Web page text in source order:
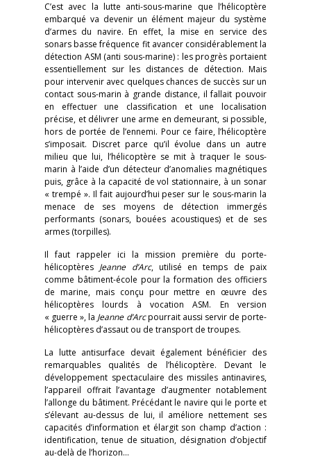
C’est avec la lutte anti-sous-marine que l’hélicoptère
embarqué va devenir un élément majeur du système
d’armes du navire. En effet, la mise en service des
sonars basse fréquence fit avancer considérablement la
détection ASM (anti sous-marine) : les progrès portaient
essentiellement sur les distances de détection. Mais
pour intervenir avec quelques chances de succès sur un
contact sous-marin à grande distance, il fallait pouvoir
en effectuer une classification et une localisation
précise, et délivrer une arme en demeurant, si possible,
hors de portée de l’ennemi. Pour ce faire, l’hélicoptère
s’imposait. Discret parce qu’il évolue dans un autre
milieu que lui, l’hélicoptère se mit à traquer le sous-
marin à l’aide d’un détecteur d’anomalies magnétiques
puis, grâce à la capacité de vol stationnaire, à un sonar
« trempé ». Il fait aujourd’hui peser sur le sous-marin la
menace de ses moyens de détection immergés
performants (sonars, bouées acoustiques) et de ses
armes (torpilles).
Il faut rappeler ici la mission première du porte-
hélicoptères Jeanne d’Arc, utilisé en temps de paix
comme bâtiment-école pour la formation des officiers
de marine, mais conçu pour mettre en œuvre des
hélicoptères lourds à vocation ASM. En version
« guerre », la Jeanne d’Arcpourrait aussi servir de porte-
hélicoptères d’assaut ou de transport de troupes.
La lutte antisurface devait également bénéficier des
remarquables qualités de l’hélicoptère. Devant le
développement spectaculaire des missiles antinavires,
l’appareil offrait l’avantage d’augmenter notablement
l’allonge du bâtiment. Précédant le navire qui le porte et
s’élevant au-dessus de lui, il améliore nettement ses
capacités d’information et élargit son champ d’action :
identification, tenue de situation, désignation d’objectif
au-delà de l’horizon…